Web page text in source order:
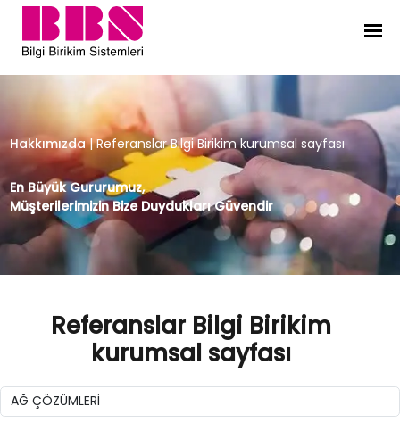
Referanslar Bilgi Birikim kurumsal
Hakkımızda | Referanslar Bilgi Birikim kurumsal sayfası
En Büyük Gururumuz,
Müşterilerimizin Bize Duydukları Güvendir
Referanslar Bilgi Birikim
kurumsal sayfası